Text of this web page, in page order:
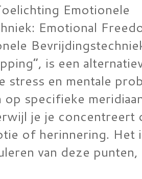
Emotionele
Emotional
is een
stress en mentale
specifieke
je je concentreert
of herinnering. Het
van deze